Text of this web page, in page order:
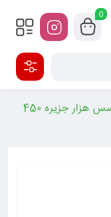
0
سس هزار جزیره 450